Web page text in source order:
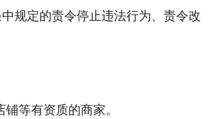
规定的责令停止违法行为、责令改
等有资质的商家。